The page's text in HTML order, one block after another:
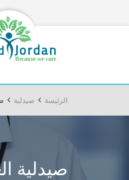
Jordan
Because we care
الرئيسة صيدلية
صيدلية